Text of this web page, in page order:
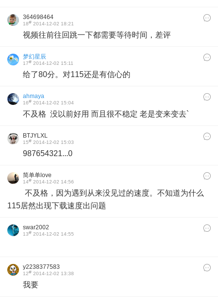
364698464
18# 2014-12-02 18:21
视频往前往回跳一下都需要等待时间，差评
梦幻星辰
17# 2014-12-02 15:11
给了80分。对115还是有信心的
ahmaya
16# 2014-12-02 15:04
不及格 没以前好用 而且很不稳定 老是变来变去`
BTJYLXL
15# 2014-12-02 15:03
987654321...0
简单单love
14# 2014-12-02 14:56
不及格，因为遇到从来没见过的速度。不知道为什么
115居然出现下载速度出问题
swar2002
13# 2014-12-02 14:55
y2238377583
12# 2014-12-02 13:38
我要